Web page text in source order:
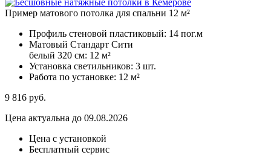
Пример матового потолка для спальни 12 м²
Профиль стеновой пластиковый: 14 пог.м
Матовый Стандарт Сити
белый 320 см: 12 м²
Установка светильников: 3 шт.
Работа по установке: 12 м²
9 816 руб.
Цена актуальна до 09.08.2026
Цена с установкой
Бесплатный сервис